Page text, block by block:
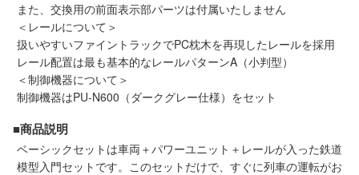
ご注文方法
ヘルプページ
お問い合せ
ログイン/マイページ
また、交換用の前面表示部パーツは付属いたしません
＜レールについて＞
扱いやすいファイントラックでPC枕木を再現したレールを採用
レール配置は最も基本的なレールパターンA（小判型）
＜制御機器について＞
制御機器はPU-N600（ダークグレー仕様）をセット
■商品説明
ベーシックセットは車両＋パワーユニット＋レールが入った鉄道
模型入門セットです。このセットだけで、すぐに列車の運転がお